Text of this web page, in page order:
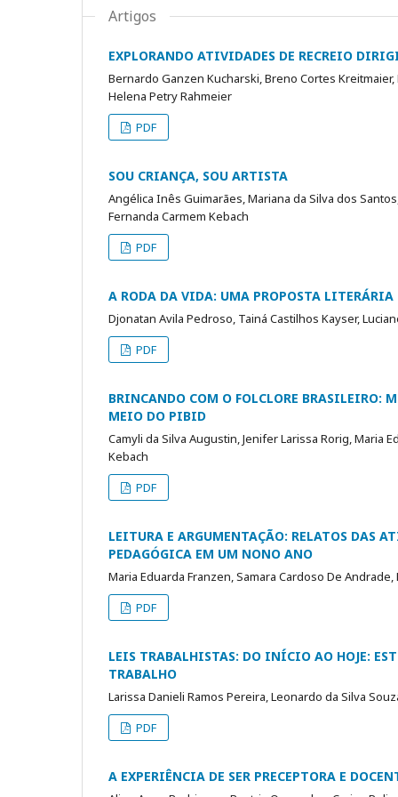
Artigos
EXPLORANDO ATIVIDADES DE RECREIO
Bernardo Ganzen Kucharski, Breno Cortes
Helena Petry Rahmeier
PDF
SOU CRIANÇA, SOU ARTISTA
Angélica Inês Guimarães, Mariana da Silva dos
Fernanda Carmem Kebach
PDF
A RODA DA VIDA: UMA PROPOSTA LITERÁRIA
Djonatan Avila Pedroso, Tainá Castilhos Kayser,
PDF
BRINCANDO COM O FOLCLORE BRASILEIRO:
MEIO DO PIBID
Camyli da Silva Augustin, Jenifer Larissa Rorig, Maria
Kebach
PDF
LEITURA E ARGUMENTAÇÃO: RELATOS DAS
PEDAGÓGICA EM UM NONO ANO
Maria Eduarda Franzen, Samara Cardoso De
PDF
LEIS TRABALHISTAS: DO INÍCIO AO HOJE:
TRABALHO
Larissa Danieli Ramos Pereira, Leonardo da Silva
PDF
A EXPERIÊNCIA DE SER PRECEPTORA E